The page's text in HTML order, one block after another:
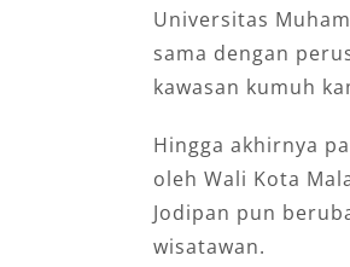
Universitas
sama dengan
kawasan kumuh
Hingga akhirnya
oleh Wali Kota
Jodipan pun
wisatawan.